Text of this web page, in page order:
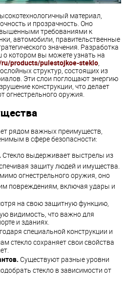
материал,
и прозрачность. Оно
требованиями к
автомобили, правительственные
значения. Разработка
о котором вы можете узнать на
products/pulestojkoe-steklo
структур, состоящих из
Эти слои поглощают энергию
конструкции, что делает
огнестрельного оружия.
рядом важных преимуществ,
в сфере безопасности:
Стекло выдерживает выстрелы из
защиту людей и имущества.
огнестрельного оружия, оно
повреждениям, включая удары и
на свою защитную функцию,
видимость, что важно для
и зданиях.
специальной конструкции и
стекло сохраняет свои свойства
Существуют разные уровни
стекло в зависимости от